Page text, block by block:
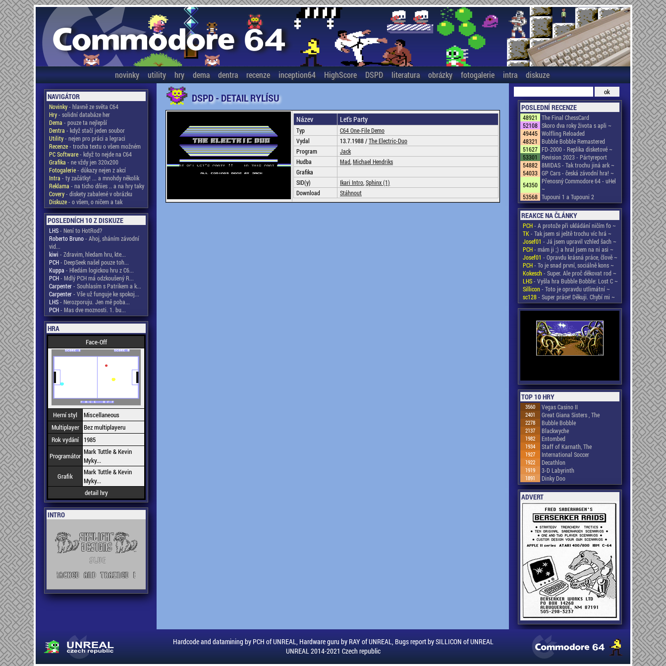
novinky utility hry dema dentra recenze inception64 HighScore DSPD literatura obrázky fotogalerie intra diskuze
NAVIGÁTOR
Novinky- hlavně ze světa C64
Hry- solidní databáze her
Dema - pouze ta nejlepší
Dentra - když stačí jeden soubor
Utility- nejen pro práci a legraci
Recenze- trocha textu o všem možném
PC Software- když to nejde na C64
Grafika - ne vždy jen 320x200
Fotogalerie- důkazy nejen z akcí
Intra - ty začátky! ... a mnohdy několik
Reklama - na ticho dňies .. a na hry taky
Covery- diskety zabalené v obrázku
Diskuze- o všem, o ničem a tak
POSLEDNÍCH 10 Z DISKUZE
LHS- Není to HotRod?
Roberto Bruno- Ahoj, sháním závodní
vid...
kiwi - Zdravim, hledam hru, kte...
PCH- DeepSeek našel pouze toh...
Kuppa - Hledám logickou hru z C6...
PCH- Mdlý PCH má odzkoušený R...
Carpenter- Souhlasím s Patrikem a k...
Carpenter- Vše už funguje ke spokoj...
LHS- Nerozporuju. Jen mě poba...
PCH- Mas dve moznosti. 1. bu...
HRA
Face-Off
Herní styl
Miscellaneous
Multiplayer Bez multiplayeru
Rok vydání
1985
Programátor Mark Tuttle & Kevin
Myky...
Grafik
Mark Tuttle & Kevin
Myky...
detail hry
INTRO
DSPD - DETAIL RYLÍSU
Název Let's Party
Typ
C64 One-File Demo
Vydal
13.7.1988 /The Electric-Duo
Program
Jack
Hudba
Mad Michael Hendriks
Grafika
SID(y)
Ikari Intro Sphinx (1)
Download
Stáhnout
POSLEDNÍ RECENZE
48921
The Final ChessCard
52108 Skoro dva roky života s apli ~
49445 Wolfling Reloaded
48321
Bubble Bobble Remastered
51627 FD-2000 - Replika disketové ~
53301
Revision 2023 - Pártyreport
54882 8MIDAS - Tak trochu jiná ark ~
54033 GP Cars - česká závodní hra! ~
54350 Přenosný Commodore 64 - uHel
~
53568 Tupouni 1 a Tupouni 2
REAKCE NA ČLÁNKY
PCH- A protože při ukládání ničím fo ~
TK- Tak jsem si ještě trochu víc hrá ~
Josef01 - Já jsem upravil vzhled šach ~
PCH- mám ji ;) a hral jsem na ni asi ~
Josef01 - Opravdu krásná práce, člově ~
PCH- To je snad první, sociálně kons ~
Kokesch- Super. Ale proč děkovat rod ~
LHS- Vyšla hra Bubble Bobble: Lost C ~
Sillicon- Toto je opravdu utlimátní ~
sc128- Super práce! Děkuji. Chybí mi ~
TOP 10 HRY
3560 Vegas Casino II
2401 Great Giana Sisters , The
2278 Bubble Bobble
2137 Blackwyche
1982 Entombed
1934 Staff of Karnath, The
1927 International Soccer
1922 Decathlon
1919 3-D Labyrinth
1891 Dinky Doo
ADVERT
Hardcode and datamining by PCH of UNREAL, Hardware guru by RAY of UNREAL, Bugs report by SILLICON of UNREAL
UNREAL 2014-2021 Czech republic